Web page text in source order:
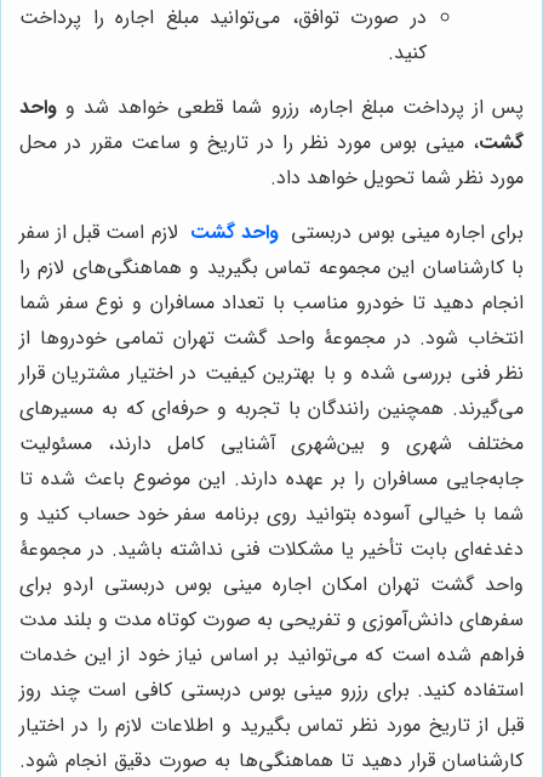
در صورت توافق، می‌توانید مبلغ اجاره را پرداخت
کنید.
پس از پرداخت مبلغ اجاره، رزرو شما قطعی خواهد شد و واحد
گشت، مینی بوس مورد نظر را در تاریخ و ساعت مقرر در محل
مورد نظر شما تحویل خواهد داد.
برای اجاره مینی بوس دربستی واحد گشت لازم است قبل از سفر
با کارشناسان این مجموعه تماس بگیرید و هماهنگی‌های لازم را
انجام دهید تا خودرو مناسب با تعداد مسافران و نوع سفر شما
انتخاب شود. در مجموعۀ واحد گشت تهران تمامی خودروها از
نظر فنی بررسی شده و با بهترین کیفیت در اختیار مشتریان قرار
می‌گیرند. همچنین رانندگان با تجربه و حرفه‌ای که به مسیرهای
مختلف شهری و بین‌شهری آشنایی کامل دارند، مسئولیت
جابه‌جایی مسافران را بر عهده دارند. این موضوع باعث شده تا
شما با خیالی آسوده بتوانید روی برنامه سفر خود حساب کنید و
دغدغه‌ای بابت تأخیر یا مشکلات فنی نداشته باشید. در مجموعۀ
واحد گشت تهران امکان اجاره مینی بوس دربستی اردو برای
سفرهای دانش‌آموزی و تفریحی به صورت کوتاه مدت و بلند مدت
فراهم شده است که می‌توانید بر اساس نیاز خود از این خدمات
استفاده کنید. برای رزرو مینی بوس دربستی کافی است چند روز
قبل از تاریخ مورد نظر تماس بگیرید و اطلاعات لازم را در اختیار
کارشناسان قرار دهید تا هماهنگی‌ها به صورت دقیق انجام شود.